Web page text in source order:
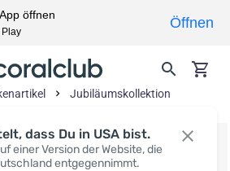
dass Du in USA bist.
einer Version der Website, die
entgegennimmt.
Jubiläumskollektion
öffnen Öffnen